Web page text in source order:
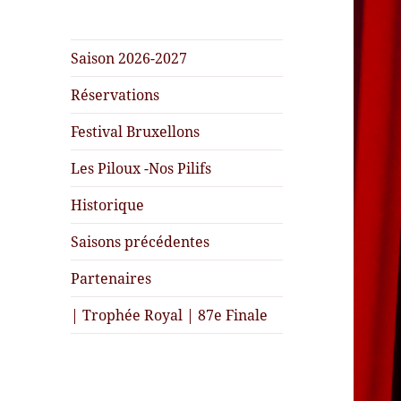
Saison 2026-2027
Réservations
Festival Bruxellons
Les Piloux -Nos Pilifs
Historique
Saisons précédentes
Partenaires
| Trophée Royal | 87e Finale